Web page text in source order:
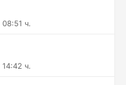
08:51 ч.
14:42 ч.